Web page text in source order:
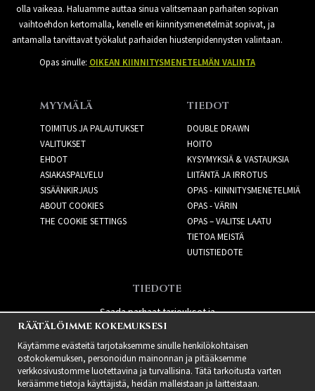
olla vaikeaa. Haluamme auttaa sinua valitsemaan parhaiten sopivan
vaihtoehdon kertomalla, kenelle eri kiinnitysmenetelmät sopivat, ja
antamalla tarvittavat työkalut parhaiden hiustenpidennysten valintaan.
Opas sinulle: OIKEAN KIINNITYSMENETELMÄN VALINTA
MYYMÄLÄ
TOIMITUS JA PALAUTUKSET
VALITUKSET
EHDOT
ASIAKASPALVELU
SISÄÄNKIRJAUS
ABOUT COOKIES
THE COOKIE SETTINGS
TIEDOT
DOUBLE DRAWN
HOITO
KYSYMYKSIÄ & VASTAUKSIA
LIITÄNTÄ JA IRROTUS
OPAS - KIINNITYSMENETELMIÄ
OPAS - VÄRIN
OPAS – VALITSE LAATU
TIETOA MEISTÄ
UUTISTIEDOTE
TIEDOTE
Saada parhaat tarjoukset ja
uusia tuotteita!
RÄÄTÄLÖIMME KOKEMUKSESI
Käytämme evästeitä tarjotaksemme sinulle henkilökohtaisen
ostokokemuksen, personoidun mainonnan ja pitääksemme
verkkosivustomme luotettavina ja turvallisina. Tätä tarkoitusta varten
keräämme tietoja käyttäjistä, heidän malleistaan ​​ja laitteistaan.